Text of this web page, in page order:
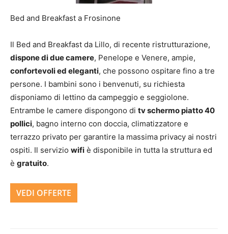
Bed and Breakfast a Frosinone
Il Bed and Breakfast da Lillo, di recente ristrutturazione,
dispone di due camere, Penelope e Venere, ampie,
confortevoli ed eleganti, che possono ospitare fino a tre
persone. I bambini sono i benvenuti, su richiesta
disponiamo di lettino da campeggio e seggiolone.
Entrambe le camere dispongono di tv schermo piatto 40
pollici, bagno interno con doccia, climatizzatore e
terrazzo privato per garantire la massima privacy ai nostri
ospiti. Il servizio wifi è disponibile in tutta la struttura ed
è gratuito.
VEDI OFFERTE